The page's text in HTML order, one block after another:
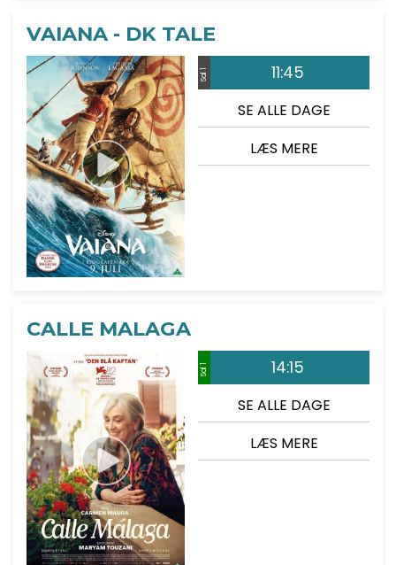
VAIANA - DK TALE
Sal 1 11:45
SE ALLE DAGE
LÆS MERE
CALLE MALAGA
Sal 1 14:15
SE ALLE DAGE
LÆS MERE